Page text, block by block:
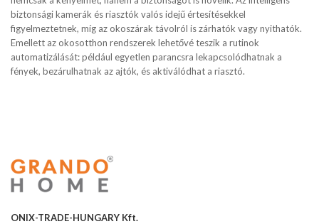
biztonsági kamerák és riasztók valós idejű értesítésekkel
figyelmeztetnek, míg az okoszárak távolról is zárhatók vagy nyithatók.
Emellett az okosotthon rendszerek lehetővé teszik a rutinok
automatizálását: például egyetlen parancsra lekapcsolódhatnak a
fények, bezárulhatnak az ajtók, és aktiválódhat a riasztó.
ONIX-TRADE-HUNGARY Kft.